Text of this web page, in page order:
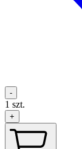
-
1 szt.
+